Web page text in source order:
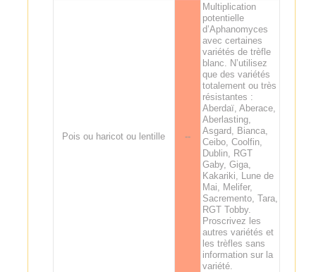
Pois ou haricot ou lentille --
Multiplication
potentielle
d’Aphanomyces
avec certaines
variétés de trèfle
blanc. N’utilisez
que des variétés
totalement ou très
résistantes :
Aberdaï, Aberace,
Aberlasting,
Asgard, Bianca,
Ceibo, Coolfin,
Dublin, RGT
Gaby, Giga,
Kakariki, Lune de
Mai, Melifer,
Sacremento, Tara,
RGT Tobby.
Proscrivez les
autres variétés et
les trèfles sans
information sur la
variété.